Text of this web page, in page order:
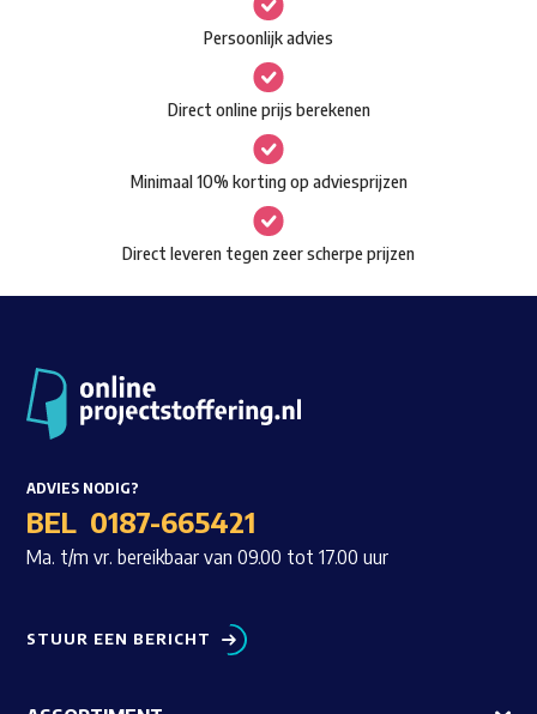
Waar ben je naar op zoek?
optie
kan
gekozen
worden
op
de
productpagina
Persoonlijk advies
Direct online prijs berekenen
Minimaal 10% korting op adviesprijzen
Direct leveren tegen zeer scherpe prijzen
ADVIES NODIG?
BEL 0187-665421
Ma. t/m vr. bereikbaar van 09.00 tot 17.00 uur
STUUR EEN BERICHT